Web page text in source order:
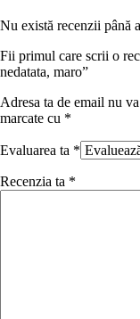
Nu există recenzii până
Fii primul care scrii o
nedatata, maro”
Adresa ta de email nu
marcate cu *
Evaluarea ta *
Recenzia ta *